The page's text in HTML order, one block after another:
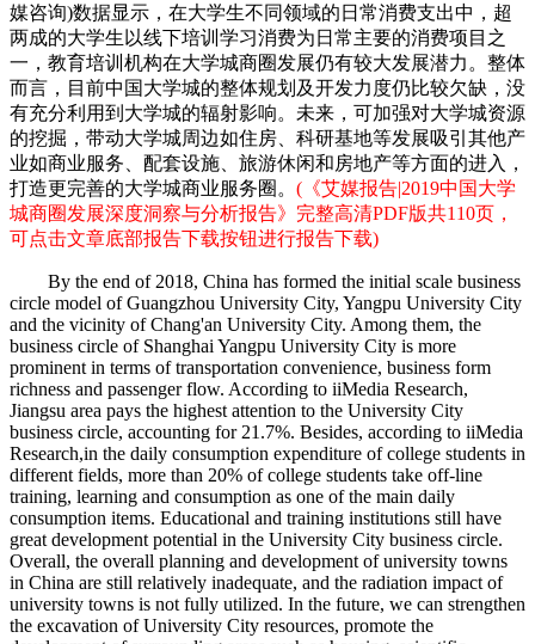
媒咨询)数据显示，在大学生不同领域的日常消费支出中，超
两成的大学生以线下培训学习消费为日常主要的消费项目之
一，教育培训机构在大学城商圈发展仍有较大发展潜力。整体
而言，目前中国大学城的整体规划及开发力度仍比较欠缺，没
有充分利用到大学城的辐射影响。未来，可加强对大学城资源
的挖掘，带动大学城周边如住房、科研基地等发展吸引其他产
业如商业服务、配套设施、旅游休闲和房地产等方面的进入，
打造更完善的大学城商业服务圈。 (《艾媒报告|2019中国大学
城商圈发展深度洞察与分析报告》完整高清PDF版共110页，
可点击文章底部报告下载按钮进行报告下载)
By the end of 2018, China has formed the initial scale business
circle model of Guangzhou University City, Yangpu University City
and the vicinity of Chang'an University City. Among them, the
business circle of Shanghai Yangpu University City is more
prominent in terms of transportation convenience, business form
richness and passenger flow. According to iiMedia Research,
Jiangsu area pays the highest attention to the University City
business circle, accounting for 21.7%. Besides, according to iiMedia
Research,in the daily consumption expenditure of college students in
different fields, more than 20% of college students take off-line
training, learning and consumption as one of the main daily
consumption items. Educational and training institutions still have
great development potential in the University City business circle.
Overall, the overall planning and development of university towns
in China are still relatively inadequate, and the radiation impact of
university towns is not fully utilized. In the future, we can strengthen
the excavation of University City resources, promote the